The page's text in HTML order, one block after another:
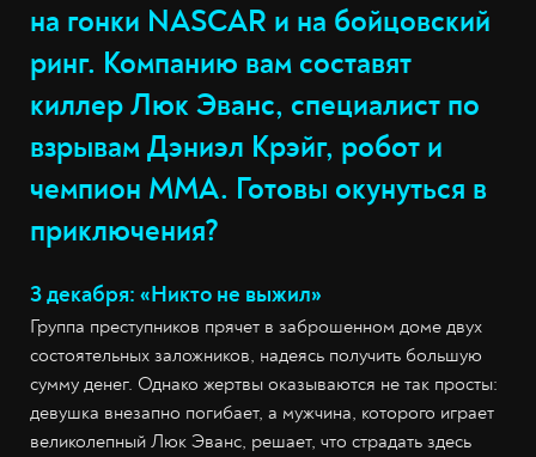
на гонки NASCAR и на бойцовский
ринг. Компанию вам составят
киллер Люк Эванс, специалист по
взрывам Дэниэл Крэйг, робот и
чемпион MMA. Готовы окунуться в
приключения?
3 декабря: «Никто не выжил»
Группа преступников прячет в заброшенном доме двух
состоятельных заложников, надеясь получить большую
сумму денег. Однако жертвы оказываются не так просты:
девушка внезапно погибает, а мужчина, которого играет
великолепный Люк Эванс, решает, что страдать здесь